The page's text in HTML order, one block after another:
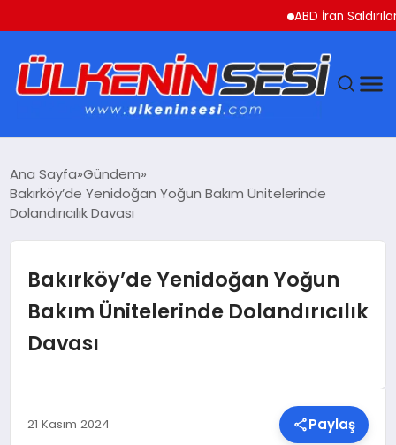
ABD İran Saldırılarını
EKONOMI
SAĞLIK
Ana Sayfa Gündem
Bakırköy’de Yenidoğan Yoğun Bakım Ünitelerinde
Dolandırıcılık Davası
Bakırköy’de Yenidoğan Yoğun
Bakım Ünitelerinde Dolandırıcılık
Davası
21 Kasım 2024 Paylaş